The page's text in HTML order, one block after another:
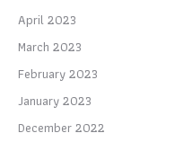
April 2023
March 2023
February 2023
January 2023
December 2022